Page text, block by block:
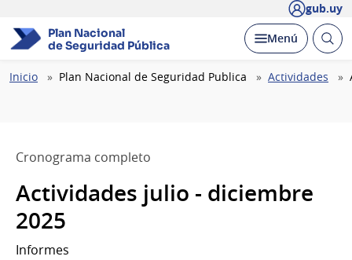
gub.uy
Plan Nacional
de Seguridad Pública
Desplegar
Menú Abrir
Ruta
Inicio Plan Nacional de Seguridad Publica Actividades
Cronograma completo
Actividades julio - diciembre
2025
Informes